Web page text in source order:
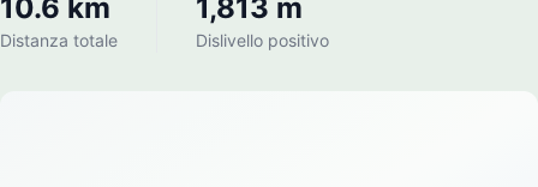
10.6 km
Distanza totale
1,813 m
Dislivello positivo